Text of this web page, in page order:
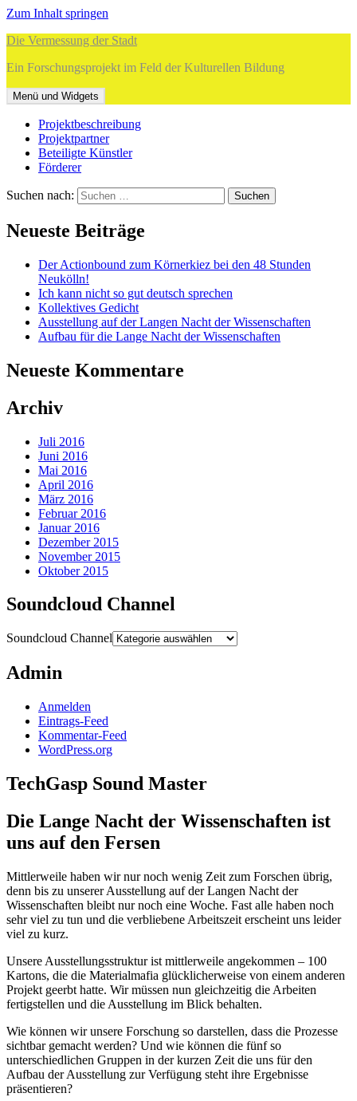
Zum Inhalt springen
Die Vermessung der Stadt
Ein Forschungsprojekt im Feld der Kulturellen Bildung
Menü und Widgets
Projektbeschreibung
Projektpartner
Beteiligte Künstler
Förderer
Suchen nach:
Neueste Beiträge
Der Actionbound zum Körnerkiez bei den 48 Stunden
Neukölln!
Ich kann nicht so gut deutsch sprechen
Kollektives Gedicht
Ausstellung auf der Langen Nacht der Wissenschaften
Aufbau für die Lange Nacht der Wissenschaften
Neueste Kommentare
Archiv
Juli 2016
Juni 2016
Mai 2016
April 2016
März 2016
Februar 2016
Januar 2016
Dezember 2015
November 2015
Oktober 2015
Soundcloud Channel
Soundcloud Channel
Admin
Anmelden
Eintrags-Feed
Kommentar-Feed
WordPress.org
TechGasp Sound Master
Die Lange Nacht der Wissenschaften ist
uns auf den Fersen
Mittlerweile haben wir nur noch wenig Zeit zum Forschen übrig,
denn bis zu unserer Ausstellung auf der Langen Nacht der
Wissenschaften bleibt nur noch eine Woche. Fast alle haben noch
sehr viel zu tun und die verbliebene Arbeitszeit erscheint uns leider
viel zu kurz.
Unsere Ausstellungsstruktur ist mittlerweile angekommen – 100
Kartons, die die Materialmafia glücklicherweise von einem anderen
Projekt geerbt hatte. Wir müssen nun gleichzeitig die Arbeiten
fertigstellen und die Ausstellung im Blick behalten.
Wie können wir unsere Forschung so darstellen, dass die Prozesse
sichtbar gemacht werden? Und wie können die fünf so
unterschiedlichen Gruppen in der kurzen Zeit die uns für den
Aufbau der Ausstellung zur Verfügung steht ihre Ergebnisse
präsentieren?